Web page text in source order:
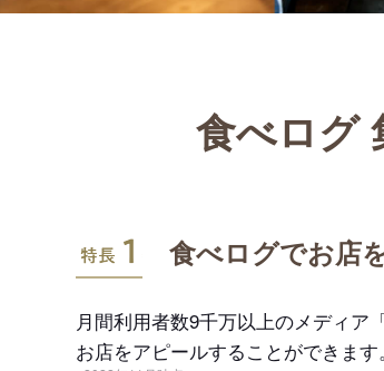
食べログ
特長1
食べログでお店
月間利用者数9千万以上のメディア
お店をアピールすることができます。